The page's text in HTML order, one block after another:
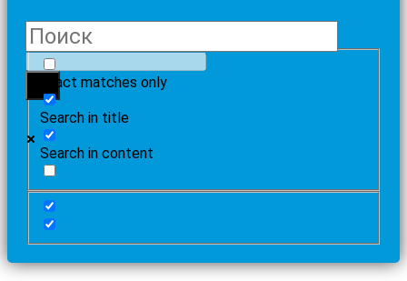
Exact matches only
Search in title
Search in content